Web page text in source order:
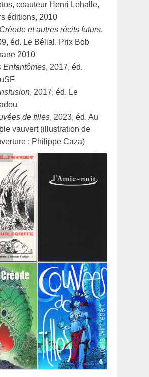
coauteur Henri Lehalle,
éditions, 2010
et autres récits futurs,
éd. Le Bélial. Prix Bob
2010
Enfantômes, 2017, éd.
, 2017, éd. Le
de filles, 2023, éd. Au
vauvert (illustration de
: Philippe Caza)